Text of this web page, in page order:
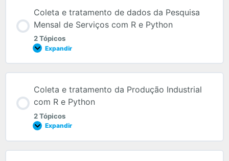
Coleta e tratamento de dados da Pesquisa
Mensal de Serviços com R e Python
2 Tópicos
Expandir
Coleta e tratamento da Produção Industrial
com R e Python
2 Tópicos
Expandir